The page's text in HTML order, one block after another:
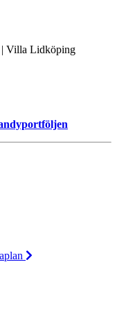
| Villa Lidköping